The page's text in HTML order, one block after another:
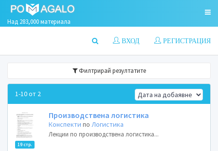
Над 283,000 материала
РЕГИСТРАЦИЯ
ВХОД
Филтрирай резултатите
1-10 от 2
19 стр.
Производствена логистика
Конспекти поЛогистика
Лекции по производствена логистика...